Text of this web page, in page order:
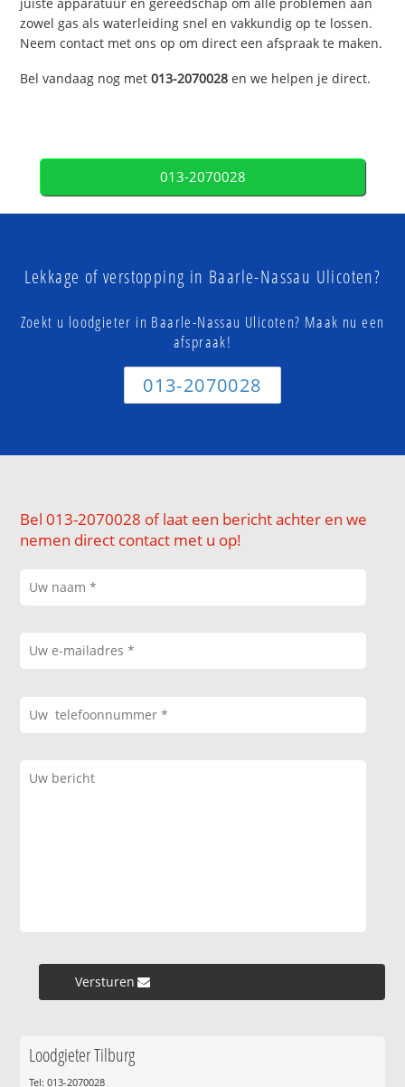
juiste apparatuur en gereedschap om alle problemen aan
zowel gas als waterleiding snel en vakkundig op te lossen.
Neem contact met ons op om direct een afspraak te maken.
Bel vandaag nog met013-2070028 en we helpen je direct.
013-2070028
Lekkage of verstopping in Baarle-Nassau Ulicoten?
Zoekt u loodgieter in Baarle-Nassau Ulicoten? Maak nu een
afspraak!
013-2070028
Bel 013-2070028 of laat een bericht achter en we
nemen direct contact met u op!
Versturen »
Loodgieter Tilburg
Tel: 013-2070028